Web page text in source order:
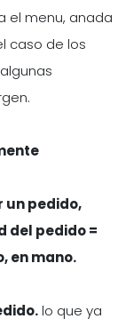
el menu, anada
caso de los
un pedido,
del pedido =
en mano.
lo que ya